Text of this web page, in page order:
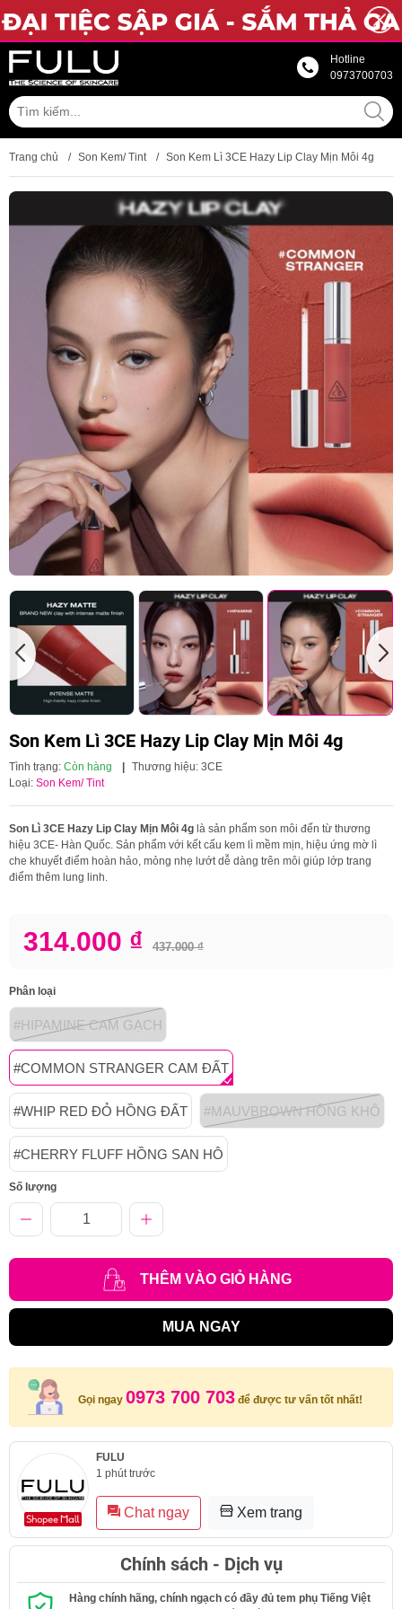
Hotline
0973700703
Trang chủ / Son Kem/ Tint / Son Kem Lì 3CE Hazy Lip Clay Mịn Môi 4g
Son Kem Lì 3CE Hazy Lip Clay Mịn Môi 4g
Tình trạng: Còn hàng | Thương hiệu: 3CE
Loại: Son Kem/ Tint
Son Lì 3CE Hazy Lip Clay Mịn Môi 4g là sản phẩm son môi đến từ thương
hiệu 3CE- Hàn Quốc. Sản phẩm với kết cấu kem lì mềm mịn, hiệu ứng mờ lì
che khuyết điểm hoàn hảo, mỏng nhẹ lướt dễ dàng trên môi giúp lớp trang
điểm thêm lung linh.
314.000 ₫ 437.000 ₫
Phân loại
#HIPAMINE CAM GẠCH
#COMMON STRANGER CAM ĐẤT
#WHIP RED ĐỎ HỒNG ĐẤT #MAUVBROWN HỒNG KHÔ
#CHERRY FLUFF HỒNG SAN HÔ
Số lượng
THÊM VÀO GIỎ HÀNG
MUA NGAY
Gọi ngay 0973 700 703 để được tư vấn tốt nhất!
FULU
1 phút trước
Chat ngay Xem trang
Chính sách - Dịch vụ
Hàng chính hãng, chính ngạch có đầy đủ tem phụ Tiếng Việt